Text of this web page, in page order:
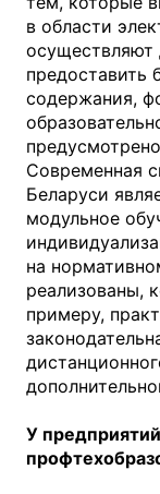
в области
осуществляют
предоставить
содержания,
Современная
Беларуси
модульное
на
реализованы,
примеру,
У